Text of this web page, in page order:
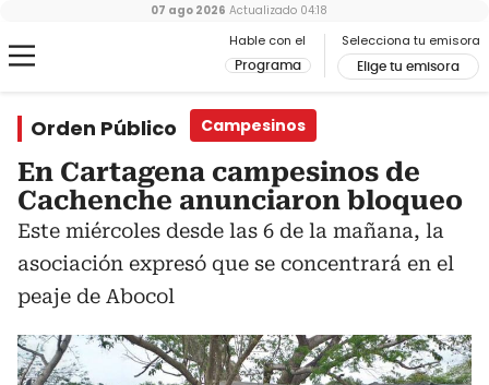
Hable con el
Programa
Selecciona tu emisora
Elige tu emisora
07 ago 2026 Actualizado 04:18
Orden Público Campesinos
En Cartagena campesinos de
Cachenche anunciaron bloqueo
Este miércoles desde las 6 de la mañana, la
asociación expresó que se concentrará en el
peaje de Abocol